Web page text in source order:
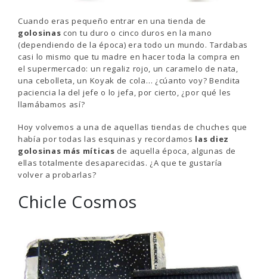
Cuando eras pequeño entrar en una tienda de
golosinas con tu duro o cinco duros en la mano
(dependiendo de la época) era todo un mundo. Tardabas
casi lo mismo que tu madre en hacer toda la compra en
el supermercado: un regaliz rojo, un caramelo de nata,
una cebolleta, un Koyak de cola… ¿cúanto voy? Bendita
paciencia la del jefe o lo jefa, por cierto, ¿por qué les
llamábamos así?
Hoy volvemos a una de aquellas tiendas de chuches que
había por todas las esquinas y recordamos las diez
golosinas más míticas de aquella época, algunas de
ellas totalmente desaparecidas. ¿A que te gustaría
volver a probarlas?
Chicle Cosmos